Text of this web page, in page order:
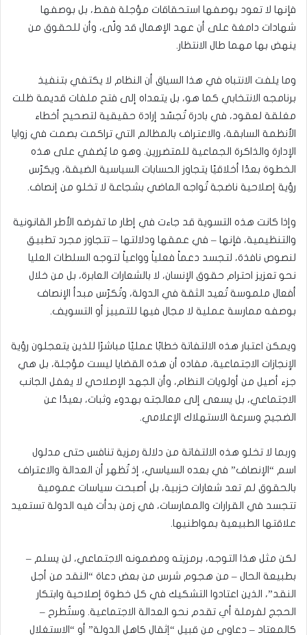
فإنها لا تعود بوصفها استحقاقات مؤجلة فقط، بل بوصفها
شهادات دامغة على أن عهد الإهمال قد ولّى، وأن للحقوق من
ينهض بها مهما طال الانتظار.
وما يلفت الانتباه في هذا السياق أن النظام لا يكتفي بتنفيذ
برنامجه الانتخابي كما هو، بل يتعداه إلى فتح ملفات قديمة ظلت
مغلقة لعقود، في بادرة تُجسّد إرادة حقيقية لتصحيح أخطاء
الأنظمة السابقة، والاعتراف بالمظالم التي تراكمت بصمت في زوايا
الإدارة والذاكرة الجماعية للمتضررين. وهو ما يُضفي على هذه
الخطوة بعدًا أخلاقيًا يتجاوز الحسابات السياسية الضيقة، ويكرّس
رؤية إصلاحية ناضجة تُواجه الماضي بشجاعة لا تخلو من إنصاف.
وإذا كانت هذه التسوية قد جاءت في إطار ما تفرضه الأطر القانونية
والتنظيمية، فإنها – في عمقها ودلالتها – تتجاوز مجرد تطبيق
لنصوص نافذة، لتجسد دعماً فعلياً وواعياً لتوجه السلطات العليا
نحو تعزيز احترام حقوق الإنسان، لا بالشعارات العابرة، بل من خلال
أفعال ملموسة تُعيد الثقة في الدولة، وتُكرّس مبدأ الإنصاف
بوصفه ممارسة عملية لا مجال فيها للتمييز أو التسويف.
ويمكن اعتبار هذه الالتفاتة خطابًا عمليًا مباشرًا للذين يتعجلون رؤية
الإنجازات الاجتماعية، مفاده أن هذه القضايا ليست مؤجلة، بل هي
جزء أصيل من أولويات النظام، وأن الجهد الإصلاحي لا يغفل الجانب
الاجتماعي، بل يسعى إلى معالجته بهدوء وثبات، بعيدًا عن
الضجيج وسرعة الاستهلاك الإعلامي.
وربما لا تخلو هذه الالتفاتة من دلالة رمزية تنافس حتى مدلول
اسم “الإنصاف” في بعده السياسي، إذ تُظهر أن العدالة والاعتراف
بالحقوق لم تعد شعارات حزبية، بل أصبحت سياسات عمومية
تتجسد في القرارات والممارسات، في زمن بدأت فيه الدولة تستعيد
علاقتها الطبيعية بمواطنيها.
لكن مثل هذا التوجه، برمزيته ومضمونه الاجتماعي، لن يسلم –
بطبيعة الحال – من هجوم شرس من بعض دعاة “النقد من أجل
النقد”، الذين اعتادوا التشكيك في كل خطوة إصلاحية وابتكار
الحجج لفرملة أي تقدم نحو العدالة الاجتماعية. وستُطرح –
كالمعتاد – دعاوى من قبيل “إثقال كاهل الدولة” أو “الاستغلال